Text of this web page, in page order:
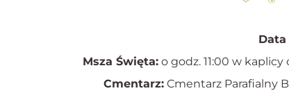
Msza Święta: o godz. 11:00 w
Cmentarz: Cmentarz Parafialny